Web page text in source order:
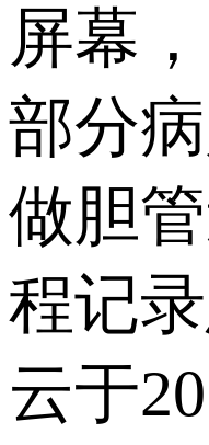
屏幕
部分
做胆
程记
云于